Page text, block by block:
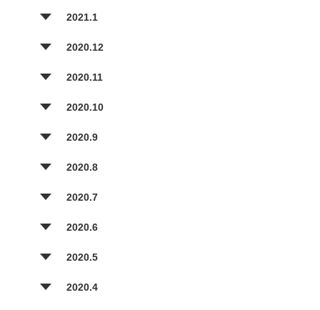
2021.1
2020.12
2020.11
2020.10
2020.9
2020.8
2020.7
2020.6
2020.5
2020.4